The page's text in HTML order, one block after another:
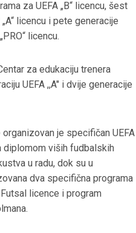
za UEFA „B“ licencu, šest
licencu i pete generacije
licencu.
za edukaciju trenera
UEFA ,,A" i dvije generacije
je specifičan UEFA
diplomom viših fudbalskih
u radu, dok su u
dva specifična programa
licence i program